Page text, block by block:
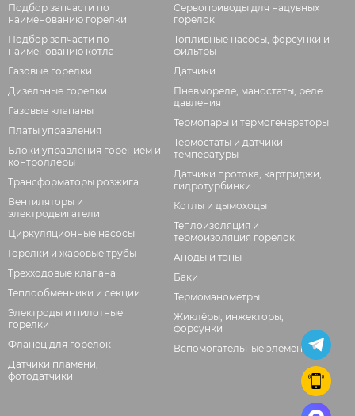
Подбор запчасти по
наименованию горелки
Подбор запчасти по
наименованию котла
Газовые горелки
Дизельные горелки
Газовые клапаны
Платы управления
Блоки управления горением и
контроллеры
Трансформаторы розжига
Вентиляторы и
электродвигатели
Циркуляционные насосы
Горелки и жаровые трубы
Трехходовые клапана
Теплообменники и секции
Электроды и пилотные
горелки
Фланец для горелок
Датчики пламени,
фотодатчики
Сервоприводы для надувных
горелок
Топливные насосы, форсунки и
фильтры
Датчики
Пневмореле, маностаты, реле
давления
Термопары и термогенераторы
Термостаты и датчики
температуры
Датчики протока, картриджи,
гидротурбинки
Котлы и дымоходы
Теплоизоляция и
термоизоляция горелок
Аноды и тэны
Баки
Термоманометры
Жиклёры, инжекторы,
форсунки
Вспомогательные элементы